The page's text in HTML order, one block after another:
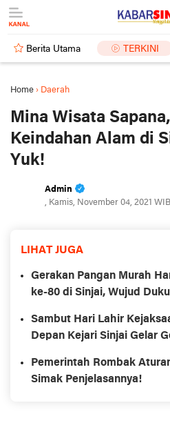
Berita Utama TERKINI
Home › Daerah
Mina Wisata
Keindahan Alam di
Yuk!
Admin
, Kamis, November 04, 2021 WIB
LIHAT JUGA
Gerakan Pangan Murah
ke-80 di Sinjai, Wujud
Sambut Hari Lahir
Depan Kejari Sinjai Gelar
Pemerintah Rombak
Simak Penjelasannya!